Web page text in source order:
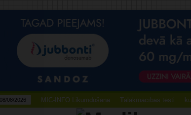
08/08/2026 MIC-INFO Likumdošana Tālākmācības testi